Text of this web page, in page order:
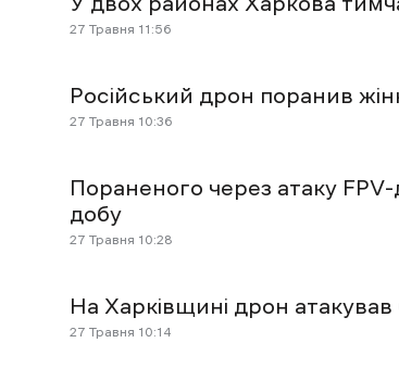
27 Травня 11:56
Російський дрон поранив
27 Травня 10:36
Пораненого через атаку
добу
27 Травня 10:28
На Харківщині дрон атакував
27 Травня 10:14